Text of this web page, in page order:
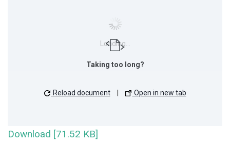
Loading...
Taking too long?
Reload document Open in new tab
Download [71.52 KB]